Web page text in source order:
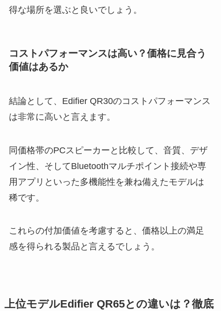
得な場所を選ぶと良いでしょう。
コストパフォーマンスは高い？価格に見合う
価値はあるか
結論として、Edifier QR30のコストパフォーマンス
は非常に高いと言えます。
同価格帯のPCスピーカーと比較して、音質、デザ
イン性、そしてBluetoothマルチポイント接続や専
用アプリといった多機能性を兼ね備えたモデルは
稀です。
これらの付加価値を考慮すると、価格以上の満足
感を得られる製品と言えるでしょう。
上位モデルEdifier QR65との違いは？徹底